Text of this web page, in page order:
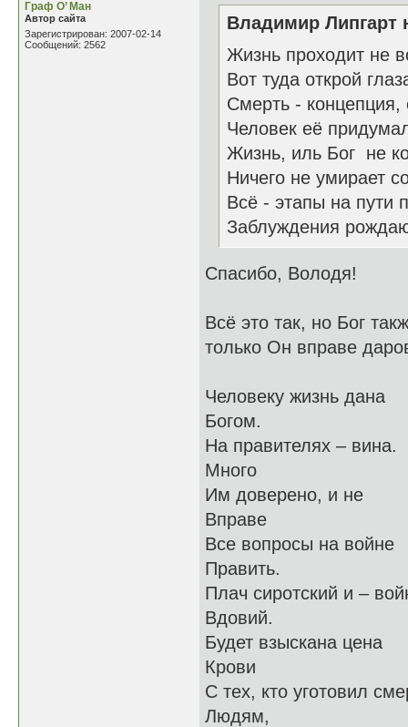
Граф О’ Ман
Автор сайта
Зарегистрирован: 2007-02-14
Сообщений: 2562
Владимир Липгарт
Жизнь проходит не
Вот туда открой
Смерть - концепция,
Человек её
Жизнь, иль Бог не
Ничего не умирает
Всё - этапы на пути
Заблуждения
Спасибо, Володя!
Всё это так, но Бог
только Он вправе
Человеку жизнь дана
Богом.
На правителях – вина.
Много
Им доверено, и не
Вправе
Все вопросы на войне
Править.
Плач сиротский и –
Вдовий.
Будет взыскана цена
Крови
С тех, кто уготовил
Людям,